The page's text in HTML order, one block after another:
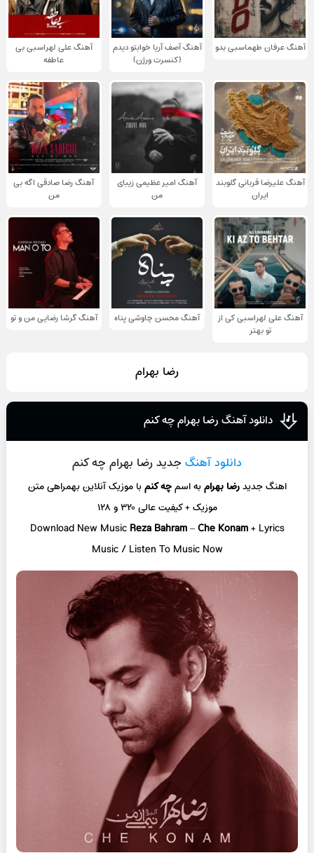
آهنگ عرفان طهماسبی بدو
آهنگ آصف آریا خوابتو دیدم
(کنسرت ورژن)
آهنگ علی لهراسبی بی
عاطفه
آهنگ علیرضا قربانی گلوبند
ایران
آهنگ امیر عظیمی زیبای
من
آهنگ رضا صادقی اگه بی
من
آهنگ علی لهراسبی کی از
تو ‌بهتر
آهنگ محسن چاوشی پناه آهنگ گرشا رضایی من و تو
رضا بهرام
دانلود آهنگ رضا بهرام چه کنم
دانلود آهنگ جدید رضا بهرام چه کنم
اهنگ جدیدرضا بهرامبه اسمچه کنمبا موزیک آنلاینبهمراهی متن
موزیک + کیفیت عالی ۳۲۰ و ۱۲۸
Download New Music Reza Bahram–Che Konam+ Lyrics
Music / Listen To Music Now